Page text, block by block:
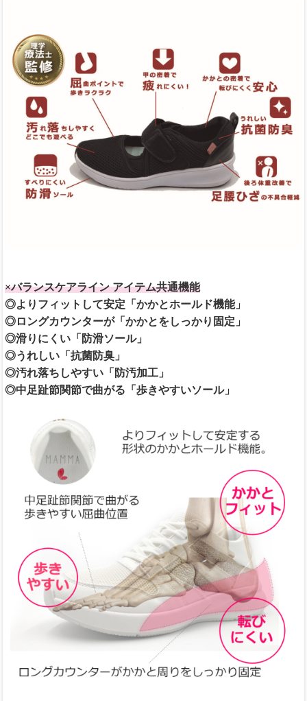
×バランスケアライン アイテム共通機能
◎よりフィットして安定「かかとホールド機能」
◎ロングカウンターが「かかとをしっかり固定」
◎滑りにくい「防滑ソール」
◎うれしい「抗菌防臭」
◎汚れ落ちしやすい「防汚加工」
◎中足趾節関節で曲がる「歩きやすいソール」